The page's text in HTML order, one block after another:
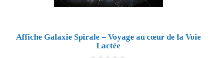
Affiche Galaxie Spirale – Voyage au cœur de la Voie
Lactée